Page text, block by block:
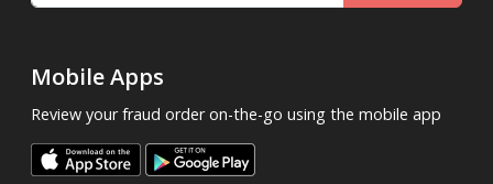
Mobile Apps
Review your fraud order on-the-go using the mobile app